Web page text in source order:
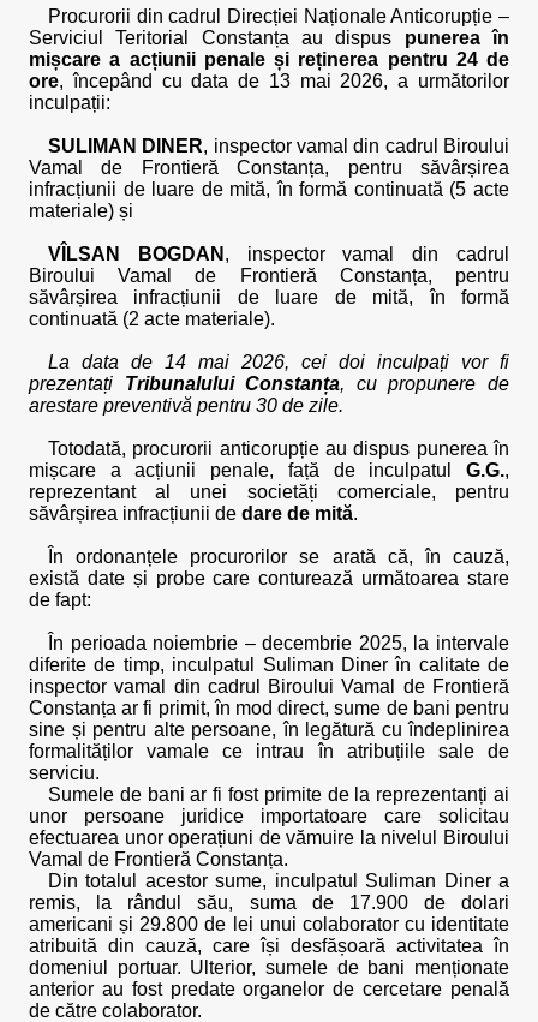
Procurorii din cadrul Direcției Naționale Anticorupție –
Serviciul Teritorial Constanța au dispus punerea în
mișcare a acțiunii penale și reținerea pentru 24 de
ore, începând cu data de 13 mai 2026, a următorilor
inculpații:
SULIMAN DINER, inspector vamal din cadrul Biroului
Vamal de Frontieră Constanța, pentru săvârșirea
infracțiunii de luare de mită, în formă continuată (5 acte
materiale) și
VÎLSAN BOGDAN , inspector vamal din cadrul
Biroului Vamal de Frontieră Constanța, pentru
săvârșirea infracțiunii de luare de mită, în formă
continuată (2 acte materiale).
La data de 14 mai 2026, cei doi inculpați vor fi
prezentați Tribunalului Constanța, cu propunere de
arestare preventivă pentru 30 de zile.
Totodată, procurorii anticorupție au dispus punerea în
mișcare a acțiunii penale, față de inculpatul G.G.,
reprezentant al unei societăți comerciale, pentru
săvârșirea infracțiunii de dare de mită.
În ordonanțele procurorilor se arată că, în cauză,
există date și probe care conturează următoarea stare
de fapt:
În perioada noiembrie – decembrie 2025, la intervale
diferite de timp, inculpatul Suliman Diner în calitate de
inspector vamal din cadrul Biroului Vamal de Frontieră
Constanța ar fi primit, în mod direct, sume de bani pentru
sine și pentru alte persoane, în legătură cu îndeplinirea
formalităților vamale ce intrau în atribuțiile sale de
serviciu.
Sumele de bani ar fi fost primite de la reprezentanți ai
unor persoane juridice importatoare care solicitau
efectuarea unor operațiuni de vămuire la nivelul Biroului
Vamal de Frontieră Constanța.
Din totalul acestor sume, inculpatul Suliman Diner a
remis, la rândul său, suma de 17.900 de dolari
americani și 29.800 de lei unui colaborator cu identitate
atribuită din cauză, care își desfășoară activitatea în
domeniul portuar. Ulterior, sumele de bani menționate
anterior au fost predate organelor de cercetare penală
de către colaborator.